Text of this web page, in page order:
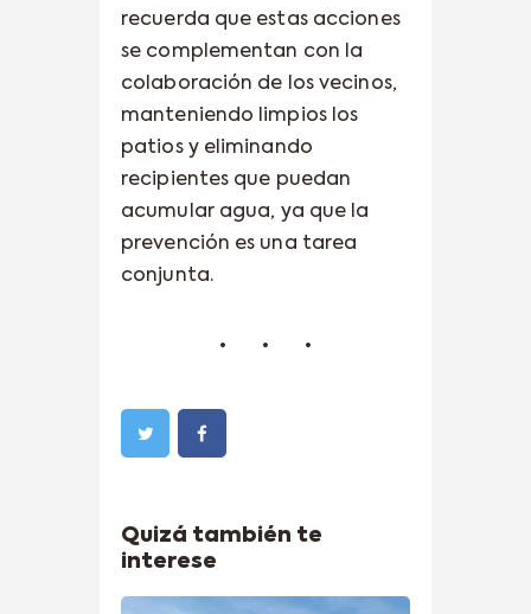
recuerda que estas acciones
se complementan con la
colaboración de los vecinos,
manteniendo limpios los
patios y eliminando
recipientes que puedan
acumular agua, ya que la
prevención es una tarea
conjunta.
Quizá también te
interese